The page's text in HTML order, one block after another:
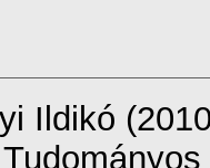
Ildikó